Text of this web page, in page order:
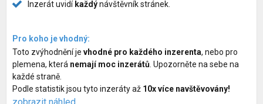
Zvýhodnění inzerátů
Inzerát uvidí každýnávštěvník stránek.
Pro koho je vhodný:
Toto zvýhodnění je vhodné pro každého inzerenta, nebo pro
plemena, která nemají moc inzerátů . Upozorněte na sebe na
každé straně.
Podle statistik jsou tyto inzeráty až 10x více navštěvovány!